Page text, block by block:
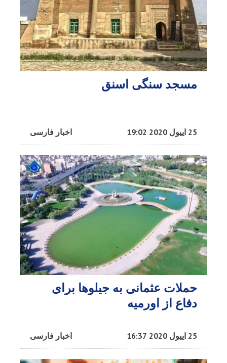
مسجد سنگی اسنق
اخبار فارسی 25 اییول 2020 19:02
حملات عثمانی به جیلوها برای
دفاع از اورمیه
اخبار فارسی 25 اییول 2020 16:37